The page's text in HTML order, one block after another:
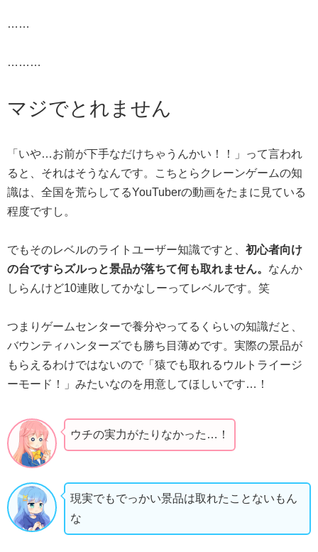
……
………
マジでとれません
「いや…お前が下手なだけちゃうんかい！！」って言われ
ると、それはそうなんです。こちとらクレーンゲームの知
識は、全国を荒らしてるYouTuberの動画をたまに見ている
程度ですし。
でもそのレベルのライトユーザー知識ですと、 初心者向け
の台ですらズルっと景品が落ちて何も取れません。 なんか
しらんけど10連敗してかなしーってレベルです。笑
つまりゲームセンターで養分やってるくらいの知識だと、
バウンティハンターズでも勝ち目薄めです。実際の景品が
もらえるわけではないので「猿でも取れるウルトライージ
ーモード！」みたいなのを用意してほしいです…！
ウチの実力がたりなかった…！
現実でもでっかい景品は取れたことないもん
な